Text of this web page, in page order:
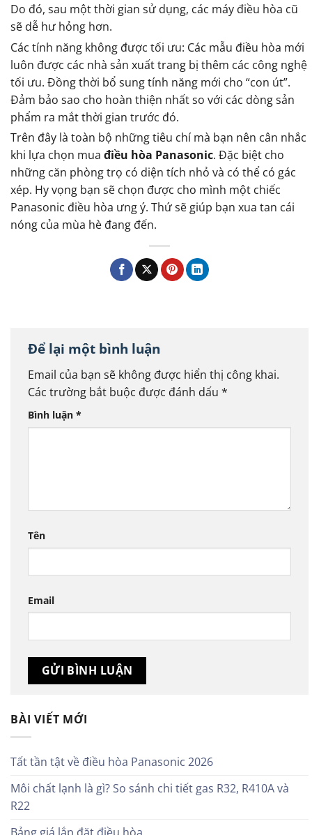
BÀI VIẾT MỚI
Tất tần tật về điều hòa Panasonic 2026
Môi chất lạnh là gì? So sánh chi tiết gas R32, R410A và
R22
Do đó, sau một thời gian sử dụng, các máy điều hòa cũ
sẽ dễ hư hỏng hơn.
Các tính năng không được tối ưu: Các mẫu điều hòa mới
luôn được các nhà sản xuất trang bị thêm các công nghệ
tối ưu. Đồng thời bổ sung tính năng mới cho “con út”.
Đảm bảo sao cho hoàn thiện nhất so với các dòng sản
phẩm ra mắt thời gian trước đó.
Trên đây là toàn bộ những tiêu chí mà bạn nên cân nhắc
khi lựa chọn mua điều hòa Panasonic. Đặc biệt cho
những căn phòng trọ có diện tích nhỏ và có thể có gác
xép. Hy vọng bạn sẽ chọn được cho mình một chiếc
Panasonic điều hòa ưng ý. Thứ sẽ giúp bạn xua tan cái
nóng của mùa hè đang đến.
Để lại một bình luận
Email của bạn sẽ không được hiển thị công khai.
Các trường bắt buộc được đánh dấu *
Bình luận *
Tên
Email